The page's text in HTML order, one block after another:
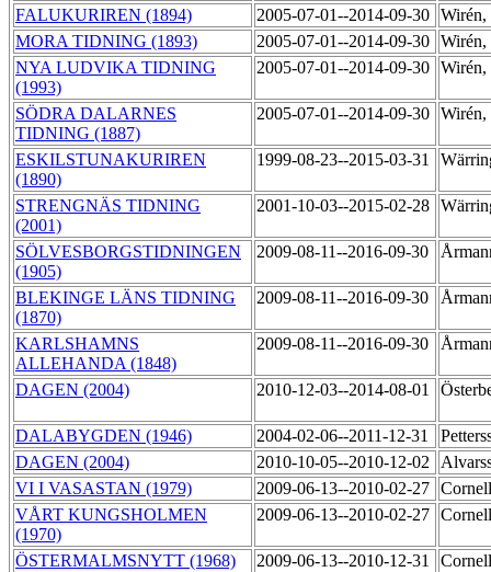
FALUKURIREN (1894)
2005-07-01--2014-09-30
MORA TIDNING (1893)
2005-07-01--2014-09-30
NYA LUDVIKA TIDNING
(1993)
2005-07-01--2014-09-30
SÖDRA DALARNES
TIDNING (1887)
2005-07-01--2014-09-30
ESKILSTUNAKURIREN
(1890)
1999-08-23--2015-03-31
STRENGNÄS TIDNING
(2001)
2001-10-03--2015-02-28
SÖLVESBORGSTIDNINGEN
(1905)
2009-08-11--2016-09-30
BLEKINGE LÄNS TIDNING
(1870)
2009-08-11--2016-09-30
KARLSHAMNS
ALLEHANDA (1848)
2009-08-11--2016-09-30
DAGEN (2004) 2010-12-03--2014-08-01
DALABYGDEN (1946) 2004-02-06--2011-12-31
DAGEN (2004)
2010-10-05--2010-12-02
VI I VASASTAN (1979)
2009-06-13--2010-02-27
VÅRT KUNGSHOLMEN
(1970)
2009-06-13--2010-02-27
ÖSTERMALMSNYTT (1968) 2009-06-13--2010-12-31